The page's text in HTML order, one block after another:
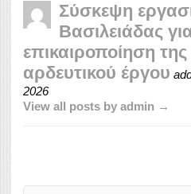
Σύσκεψη
Βασιλειάδας
επικαιροποίηση της
αρδευτικού έργου
2026
View all posts by admin →